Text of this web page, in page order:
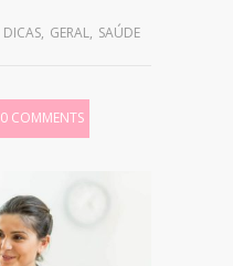
DICAS, GERAL, SAÚDE
0 COMMENTS